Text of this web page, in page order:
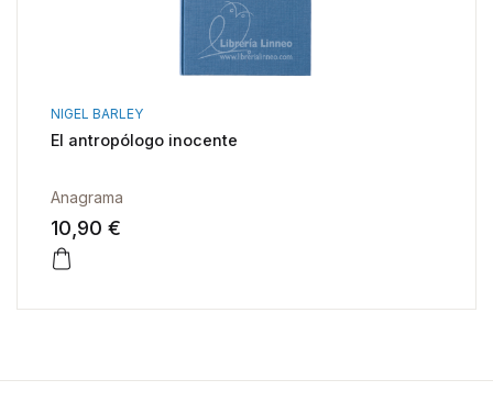
NIGEL BARLEY
El antropólogo inocente
Anagrama
10,90 €